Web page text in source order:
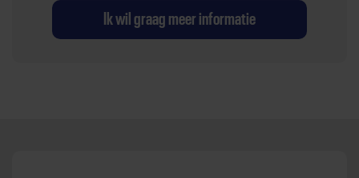
Ik wil graag meer informatie